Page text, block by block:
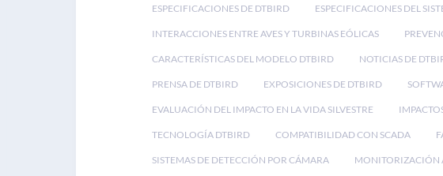
ESPECIFICACIONES DE DTBIRD ESPECIFICACIONES DEL
INTERACCIONES ENTRE AVES Y TURBINAS EÓLICAS
CARACTERÍSTICAS DEL MODELO DTBIRD NOTICIAS DE
PRENSA DE DTBIRD EXPOSICIONES DE DTBIRD
EVALUACIÓN DEL IMPACTO EN LA VIDA SILVESTRE
TECNOLOGÍA DTBIRD COMPATIBILIDAD CON SCADA
SISTEMAS DE DETECCIÓN POR CÁMARA MONITORIZACIÓN